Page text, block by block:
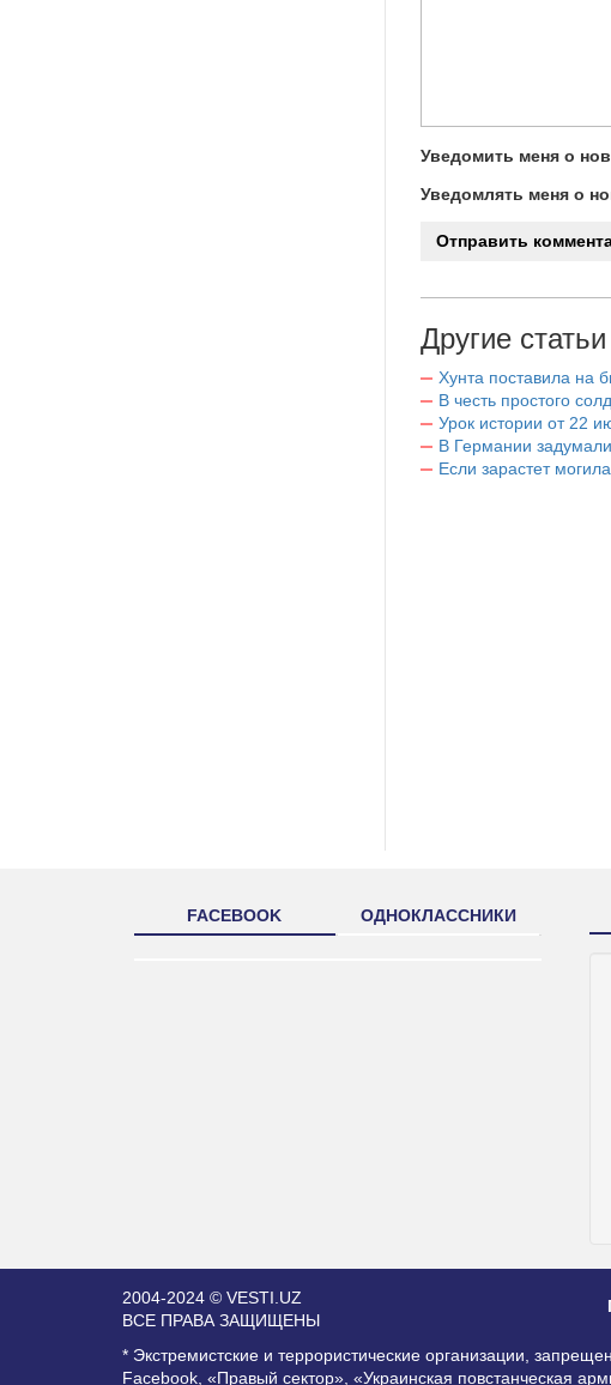
Уведомить меня о
Уведомлять меня о
Другие
Хунта поставила на
В честь простого
Урок истории от 22
В Германии
Если зарастет
FACEBOOK ОДНОКЛАССНИКИ
2004-2024 © VESTI.UZ
ВСЕ ПРАВА ЗАЩИЩЕНЫ
* Экстремистские и террористические организации,
Facebook, «Правый сектор», «Украинская повстанческая